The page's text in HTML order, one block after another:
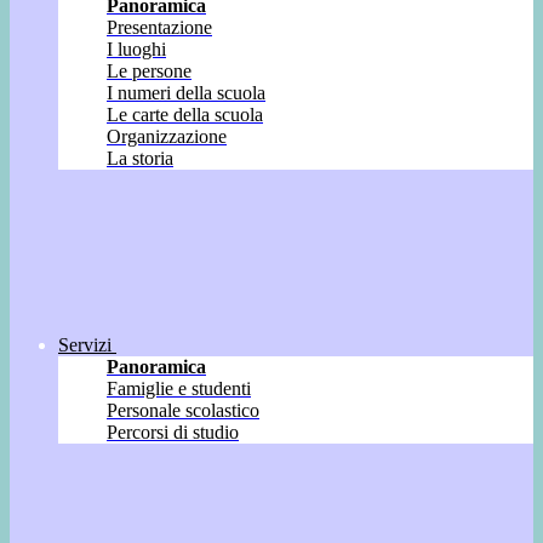
Panoramica
Presentazione
I luoghi
Le persone
I numeri della scuola
Le carte della scuola
Organizzazione
La storia
Servizi
Panoramica
Famiglie e studenti
Personale scolastico
Percorsi di studio